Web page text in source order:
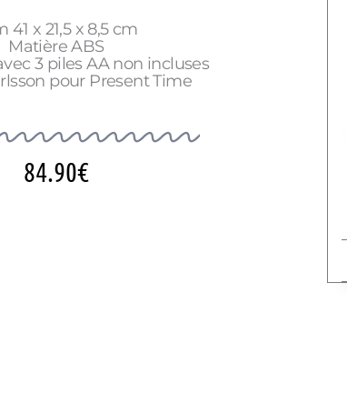
41 x 21,5 x 8,5 cm
Matière ABS
3 piles AA non incluses
pour Present Time
84.90€